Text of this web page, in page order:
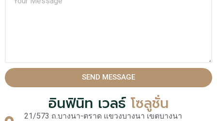
SEND MESSAGE
อินฟินิท เวลธ์ โซลูชั่น
21/573 ถ.บางนา-ตราด แขวงบางนา เขตบางนา